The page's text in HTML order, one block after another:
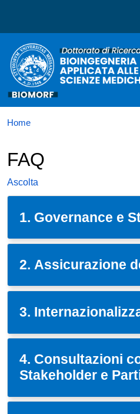
Dottorato in
Home
FAQ
Ascolta
1. Governance e
2. Assicurazione
3.
4. Consultazioni
Stakeholder e